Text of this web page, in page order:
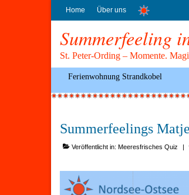
Home Über uns
Summerfeeling
St. Peter-Ording – Momente.
Ferienwohnung Strandkobel
Summerfeelings
Veröffentlicht in: Meeresfrisches Quiz |